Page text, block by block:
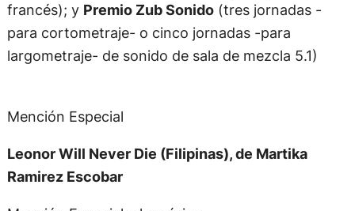
francés); y Premio Zub Sonido(tres jornadas -
para cortometraje- o cinco jornadas -para
largometraje- de sonido de sala de mezcla 5.1)
Mención Especial
Leonor Will Never Die (Filipinas), de Martika
Ramirez Escobar